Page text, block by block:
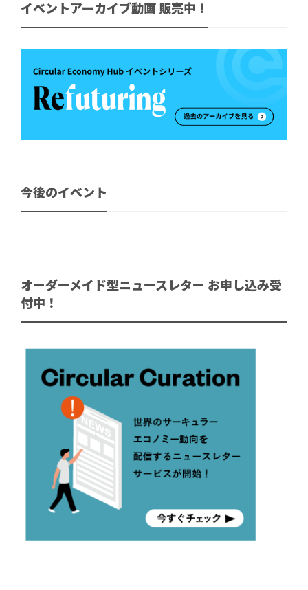
イベントアーカイブ動画 販売中！
今後のイベント
オーダーメイド型ニュースレター お申し込み受
付中！